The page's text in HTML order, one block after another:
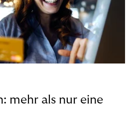
mehr als nur eine